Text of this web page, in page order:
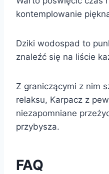
kontemplowanie
Dziki wodospad to
znaleźć się na liście
Z graniczącymi z nim
relaksu, Karpacz z
niezapomniane
przybysza.
FAQ